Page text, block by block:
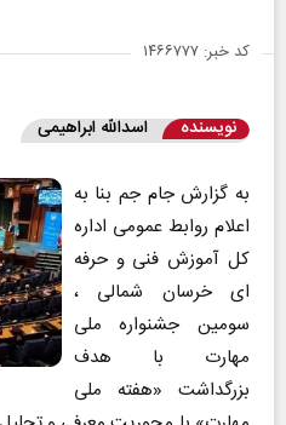
کد خبر: ۱۴۶۶۷۷۷
نویسنده اسدالله ابراهیمی
به گزارش جام جم بنا به
اعلام روابط عمومی اداره
کل آموزش فنی و حرفه
ای خرسان شمالی ،
سومین جشنواره ملی
مهارت با هدف
بزرگداشت «هفته ملی